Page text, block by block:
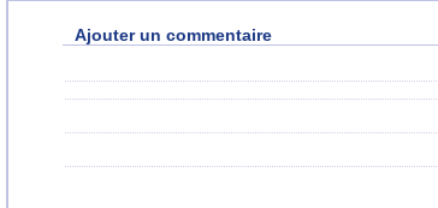
Ajouter un commentaire